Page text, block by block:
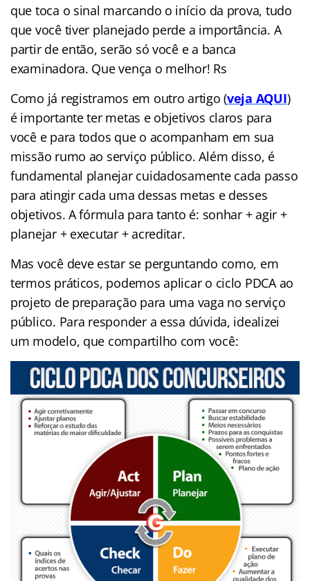
que toca o sinal marcando o início da prova, tudo
que você tiver planejado perde a importância. A
partir de então, serão só você e a banca
examinadora. Que vença o melhor! Rs
Como já registramos em outro artigo (veja AQUI)
é importante ter metas e objetivos claros para
você e para todos que o acompanham em sua
missão rumo ao serviço público. Além disso, é
fundamental planejar cuidadosamente cada passo
para atingir cada uma dessas metas e desses
objetivos. A fórmula para tanto é: sonhar + agir +
planejar + executar + acreditar.
Mas você deve estar se perguntando como, em
termos práticos, podemos aplicar o ciclo PDCA ao
projeto de preparação para uma vaga no serviço
público. Para responder a essa dúvida, idealizei
um modelo, que compartilho com você: